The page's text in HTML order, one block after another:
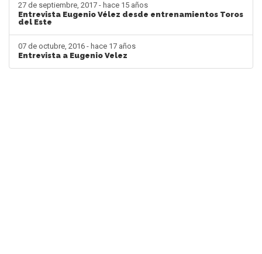
27 de septiembre, 2017 - hace 15 años
Entrevista Eugenio Vélez desde entrenamientos Toros
del Este
07 de octubre, 2016 - hace 17 años
Entrevista a Eugenio Velez